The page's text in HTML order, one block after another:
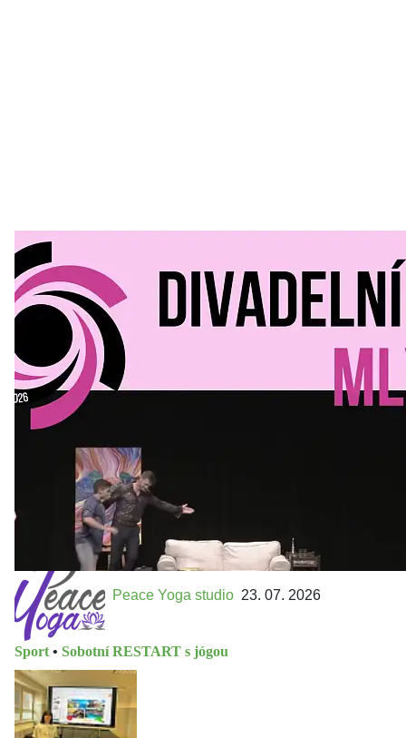
Divadelní Mlýn 30. 07. 2026
Kultura a volný čas
Divadelní mlýn. 15. až 18. října KD
MLEJN. Vstupenky již v prodeji.
Přijďte na přátelský festival divadla a inspirace 15. až 18.
října 2026 Vstupenky již v prodeji na GOOUT -
https://divadelnimlyn.cz/vstupenky Představ si čtyři dny
Peace Yoga studio 23. 07. 2026
Sport • Sobotní RESTART s jógou